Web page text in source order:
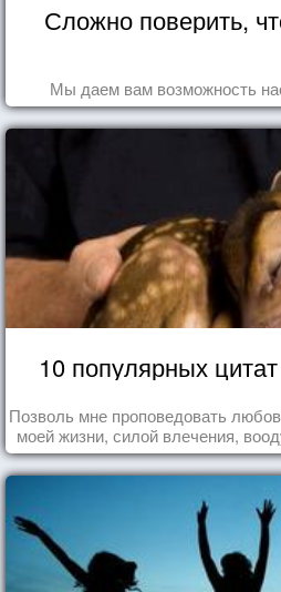
Сложно поверить,
Мы даем вам возможность
10 популярных
Позволь мне проповедовать
моей жизни, силой влечения,